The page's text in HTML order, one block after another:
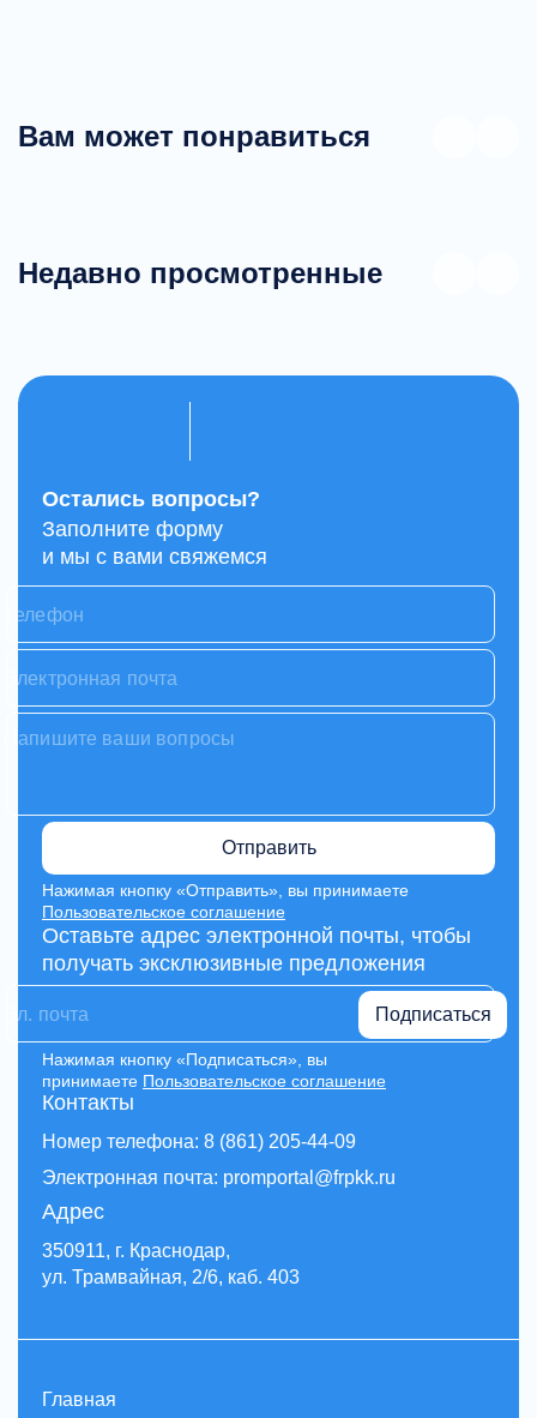
Вам может понравиться
Недавно просмотренные
Контакты
Номер телефона: 8 (861) 205-44-09
Электронная почта: promportal@frpkk.ru
Адрес
350911, г. Краснодар,
ул. Трамвайная, 2/6, каб. 403
Остались вопросы?
Заполните форму
и мы с вами свяжемся
Отправить
Нажимая кнопку «Отправить», вы принимаете
Пользовательское соглашение
Оставьте адрес электронной почты, чтобы
получать эксклюзивные предложения
Подписаться
Нажимая кнопку «Подписаться», вы
принимаете Пользовательское соглашение
Главная